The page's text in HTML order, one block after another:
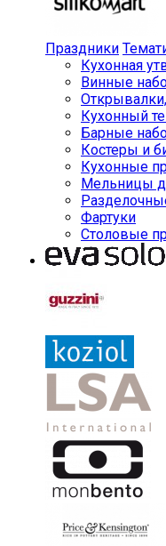
Праздники
Кухонная
Винные
Кухонный
Барные
Костеры и
Кухонные
Мельницы
Фартуки
Столовые